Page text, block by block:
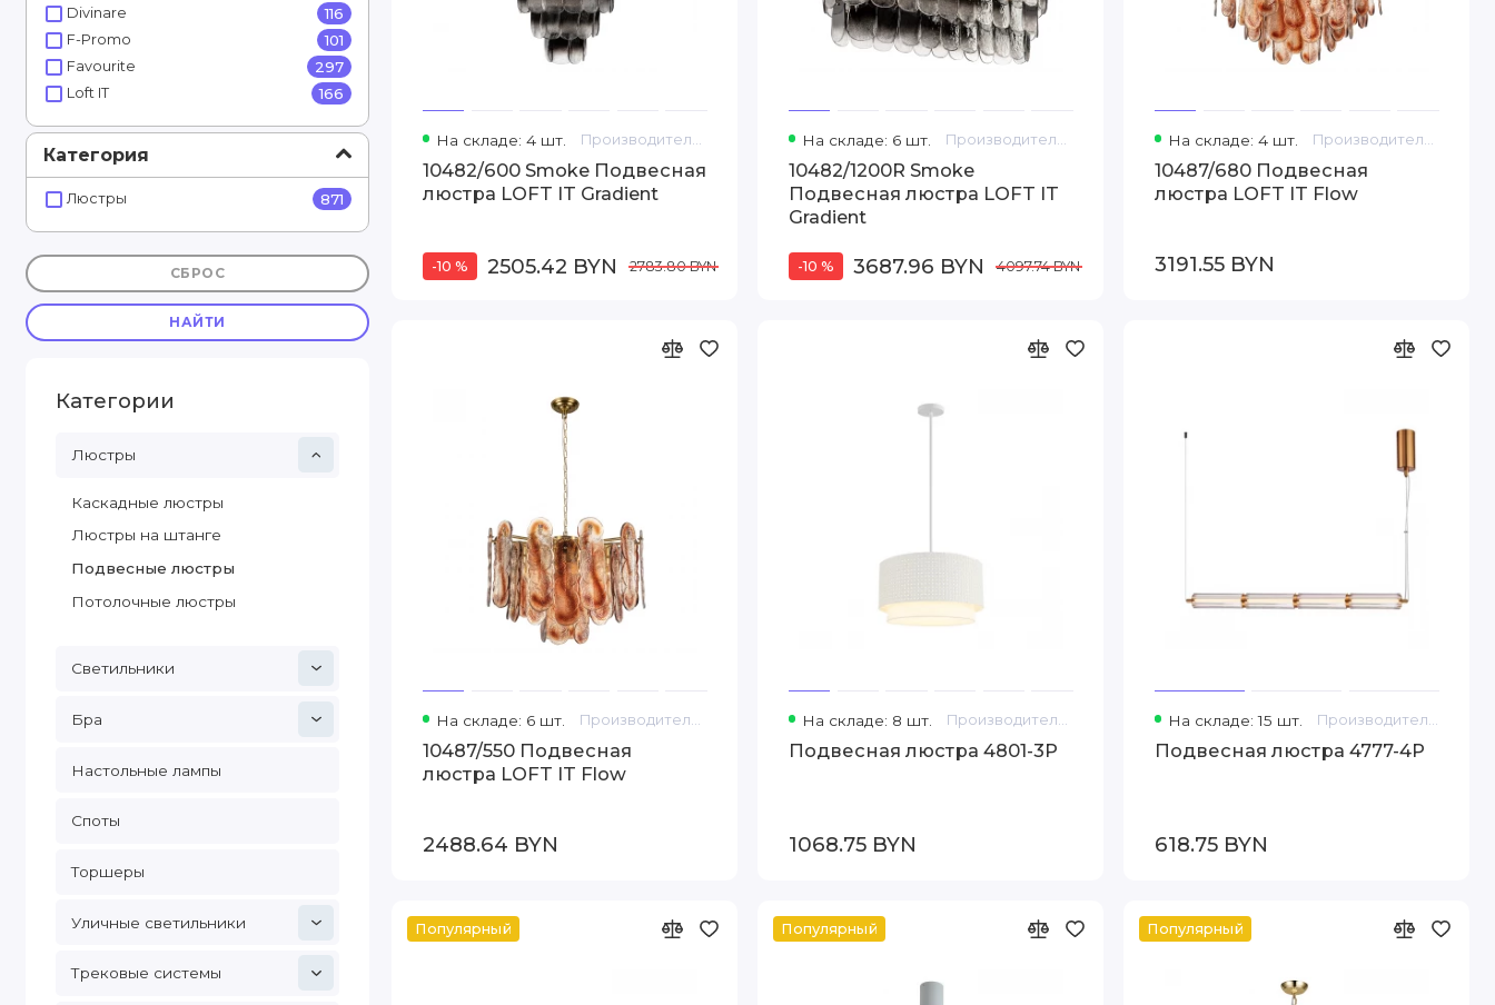
Divinare 116
F-Promo 101
Favourite 297
Loft IT 166
Категория
Люстры 871
СБРОС
НАЙТИ
Категории
Люстры
Каскадные люстры
Люстры на штанге
Подвесные люстры
Потолочные люстры
Светильники
Бра
Настольные лампы
Споты
Торшеры
Уличные светильники
Трековые системы
На складе: 4 шт. Производитель: Loft IT
10482/600 Smoke Подвесная
люстра LOFT IT Gradient
-10 % 2505.42 BYN 2783.80 BYN
На складе: 6 шт. Производитель: Loft IT
10482/1200R Smoke
Подвесная люстра LOFT IT
Gradient
-10 % 3687.96 BYN 4097.74 BYN
На складе: 4 шт. Производитель: Loft IT
10487/680 Подвесная
люстра LOFT IT Flow
3191.55 BYN
На складе: 6 шт. Производитель: Loft IT
10487/550 Подвесная
люстра LOFT IT Flow
2488.64 BYN
На складе: 8 шт. Производитель: F-Promo
Подвесная люстра 4801-3P
1068.75 BYN
На складе: 15 шт. Производитель: F-Promo
Подвесная люстра 4777-4P
618.75 BYN
Популярный Популярный Популярный